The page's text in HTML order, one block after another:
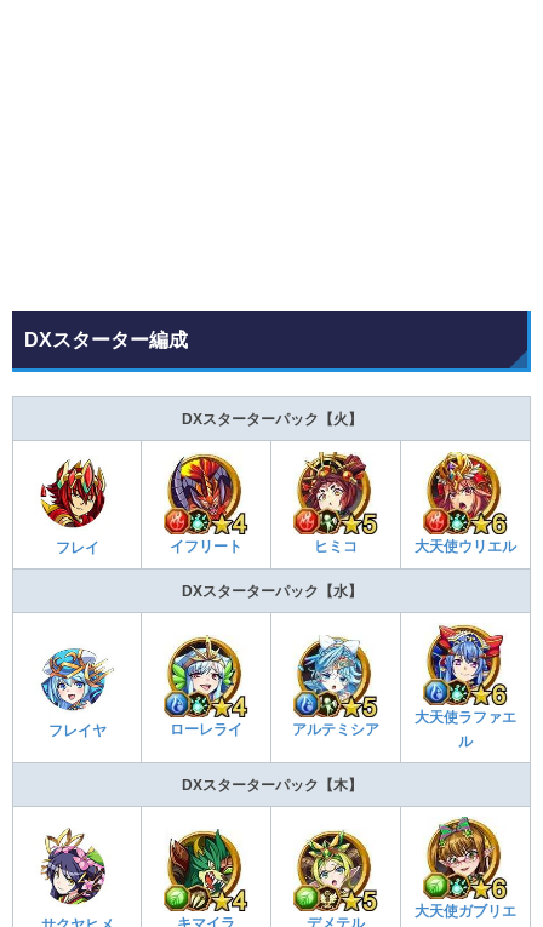
DXスターター編成
DXスターターパック【火】
フレイ イフリート ヒミコ 大天使ウリエル
DXスターターパック【水】
フレイヤ ローレライ アルテミシア
大天使ラファエ
ル
DXスターターパック【木】
キマイラ デメテル
大天使ガブリエ